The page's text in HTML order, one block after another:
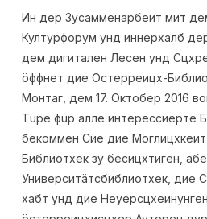
Ин дер Зусамменарбеит мит
Културфорум унд иннерхалб
дем дигитален Лесен унд
öффнет дие Öстерреицх-
Монтаг, дем 17. Октобер 2016
Тüре фüр алле интерессиерте
бекоммен Сие дие
Библиотхек зу бесицхтиген,
Университäтсбиблиотхек, дие
хабт унд дие